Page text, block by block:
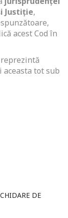
Justiție,
acest Cod în
aceasta tot sub
DE